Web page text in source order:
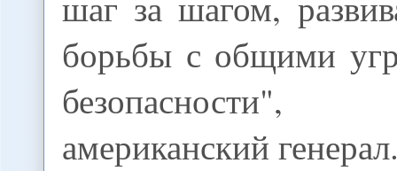
борьбы с общими
американский